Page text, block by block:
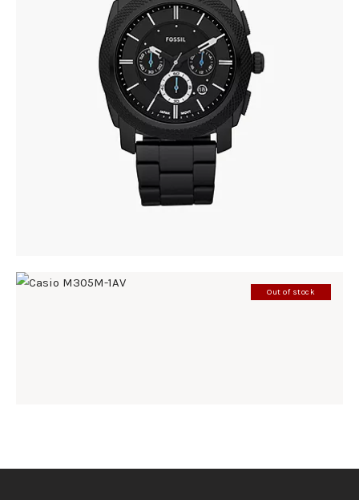
FOSSIL FS4552
395.00 KM
Out of stock